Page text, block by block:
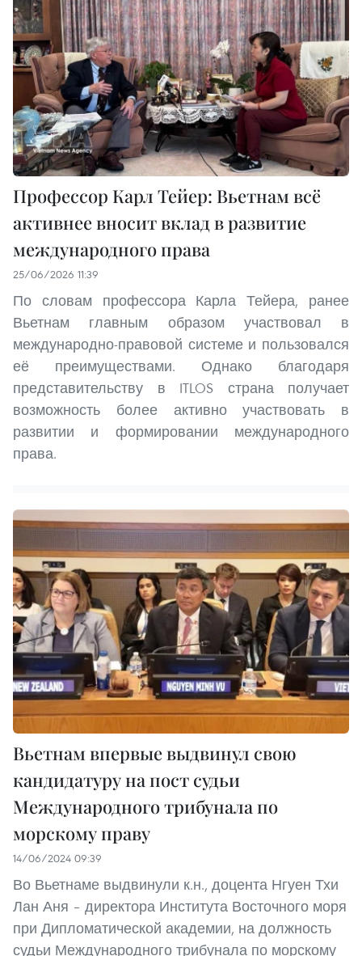
Профессор Карл Тейер: Вьетнам всё
активнее вносит вклад в развитие
международного права
25/06/2026 11:39
По словам профессора Карла Тейера, ранее
Вьетнам главным образом участвовал в
международно-правовой системе и пользовался
её преимуществами. Однако благодаря
представительству в ITLOS страна получает
возможность более активно участвовать в
развитии и формировании международного
права.
Вьетнам впервые выдвинул свою
кандидатуру на пост судьи
Международного трибунала по
морскому праву
14/06/2024 09:39
Во Вьетнаме выдвинули к.н., доцента Нгуен Тхи
Лан Аня – директора Института Восточного моря
при Дипломатической академии, на должность
судьи Международного трибунала по морскому